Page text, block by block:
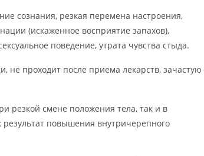
сознания, резкая перемена настроения,
(искаженное восприятие запахов),
поведение, утрата чувства стыда.
не проходит после приема лекарств, зачастую
резкой смене положения тела, так и в
результат повышения внутричерепного